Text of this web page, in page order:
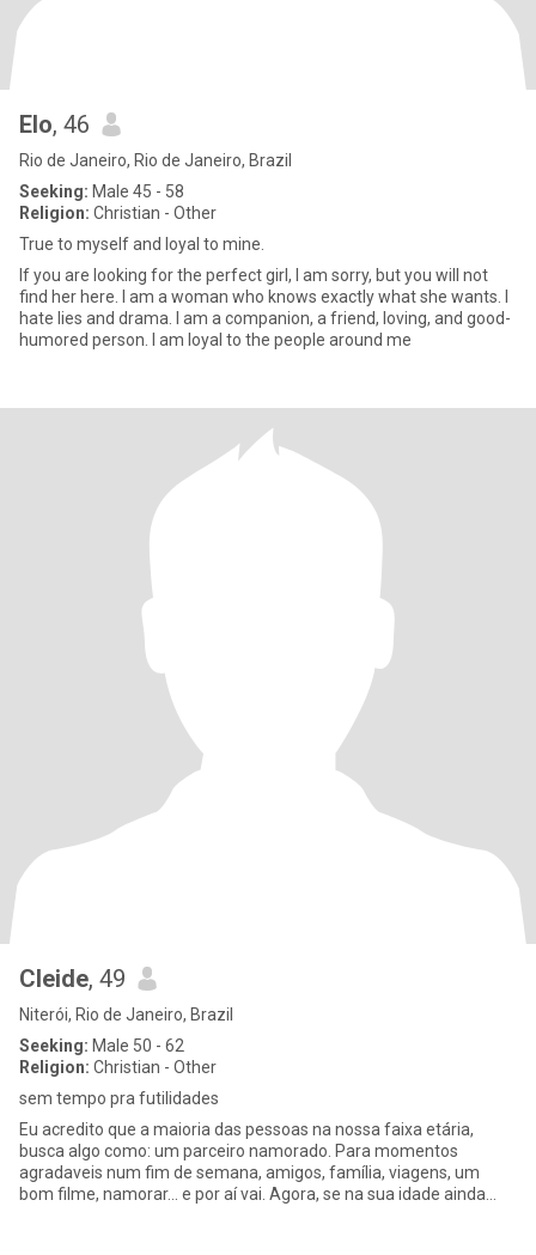
Elo, 46
Rio de Janeiro, Rio de Janeiro, Brazil
Seeking: Male 45 - 58
Religion: Christian - Other
True to myself and loyal to mine.
If you are looking for the perfect girl, I am sorry, but you will not
find her here. I am a woman who knows exactly what she wants. I
hate lies and drama. I am a companion, a friend, loving, and good-
humored person. I am loyal to the people around me
Cleide, 49
Niterói, Rio de Janeiro, Brazil
Seeking: Male 50 - 62
Religion: Christian - Other
sem tempo pra futilidades
Eu acredito que a maioria das pessoas na nossa faixa etária,
busca algo como: um parceiro namorado. Para momentos
agradaveis num fim de semana, amigos, família, viagens, um
bom filme, namorar... e por aí vai. Agora, se na sua idade ainda